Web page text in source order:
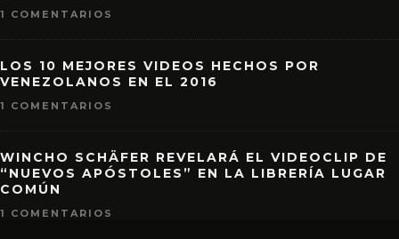
1 COMENTARIOS
LOS 10 MEJORES VIDEOS HECHOS POR
VENEZOLANOS EN EL 2016
1 COMENTARIOS
WINCHO SCHÄFER REVELARÁ EL VIDEOCLIP DE
“NUEVOS APÓSTOLES” EN LA LIBRERÍA LUGAR
COMÚN
1 COMENTARIOS